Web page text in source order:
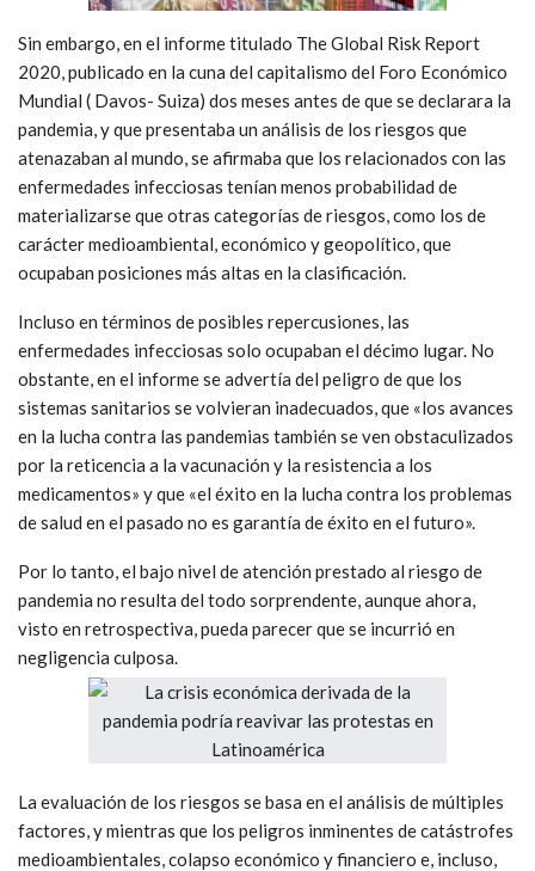
Sin embargo, en el informe titulado The Global Risk Report
2020, publicado en la cuna del capitalismo del Foro Económico
Mundial ( Davos- Suiza) dos meses antes de que se declarara la
pandemia, y que presentaba un análisis de los riesgos que
atenazaban al mundo, se afirmaba que los relacionados con las
enfermedades infecciosas tenían menos probabilidad de
materializarse que otras categorías de riesgos, como los de
carácter medioambiental, económico y geopolítico, que
ocupaban posiciones más altas en la clasificación.
Incluso en términos de posibles repercusiones, las
enfermedades infecciosas solo ocupaban el décimo lugar. No
obstante, en el informe se advertía del peligro de que los
sistemas sanitarios se volvieran inadecuados, que «los avances
en la lucha contra las pandemias también se ven obstaculizados
por la reticencia a la vacunación y la resistencia a los
medicamentos» y que «el éxito en la lucha contra los problemas
de salud en el pasado no es garantía de éxito en el futuro».
Por lo tanto, el bajo nivel de atención prestado al riesgo de
pandemia no resulta del todo sorprendente, aunque ahora,
visto en retrospectiva, pueda parecer que se incurrió en
negligencia culposa.
La evaluación de los riesgos se basa en el análisis de múltiples
factores, y mientras que los peligros inminentes de catástrofes
medioambientales, colapso económico y financiero e, incluso,